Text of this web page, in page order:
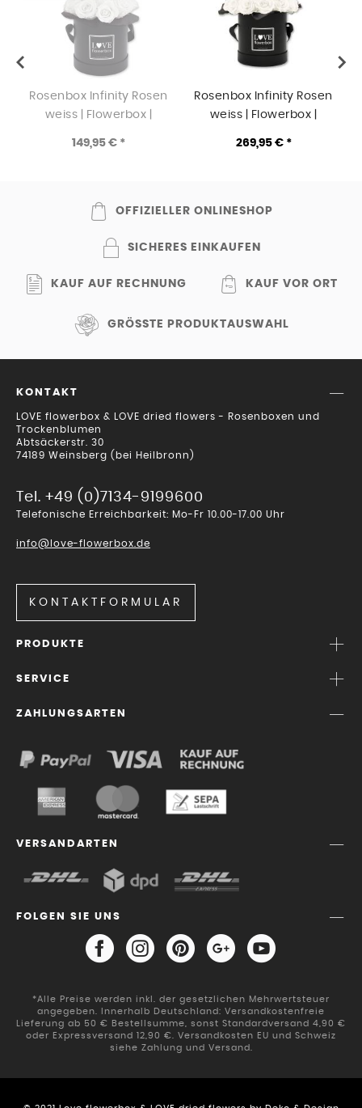
Rosenbox Infinity Rosen
weiss | Flowerbox |
black
149,95 € *
Rosenbox Infinity Rosen
weiss | Flowerbox |
white
269,95 € *
OFFIZIELLER ONLINESHOP
SICHERES EINKAUFEN
KAUF AUF RECHNUNG KAUF VOR ORT
GRÖSSTE PRODUKTAUSWAHL
KONTAKT
LOVE flowerbox & LOVE dried flowers - Rosenboxen und
Trockenblumen
Abtsäckerstr. 30
74189 Weinsberg (bei Heilbronn)
Tel. +49 (0)7134-9199600
Telefonische Erreichbarkeit: Mo-Fr 10.00-17.00 Uhr
info@love-flowerbox.de
KONTAKTFORMULAR
PRODUKTE
SERVICE
ZAHLUNGSARTEN
VERSANDARTEN
FOLGEN SIE UNS
*Alle Preise werden inkl. der gesetzlichen Mehrwertsteuer
angegeben. Innerhalb Deutschland: Versandkostenfreie
Lieferung ab 50 € Bestellsumme, sonst Standardversand 4,90 €
oder Expressversand 12,90 €. Versandkosten EU und Schweiz
siehe Zahlung und Versand.